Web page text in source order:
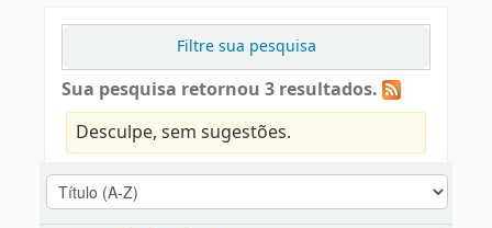
Filtre sua pesquisa
Sua pesquisa retornou 3 resultados.
Desculpe, sem sugestões.